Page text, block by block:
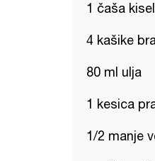
1 čaša
4 kašike
80 ml ulja
1 kesica
1/2 manje